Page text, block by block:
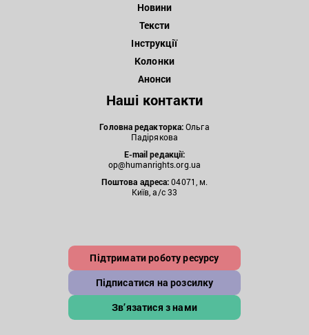
Новини
Тексти
Інструкції
Колонки
Анонси
Наші контакти
Головна редакторка:Ольга
Падірякова
E-mail редакції:
op@humanrights.org.ua
Поштова адреса:04071, м.
Київ, а/с 33
Підтримати роботу ресурсу
Підписатися на розсилку
Зв’язатися з нами